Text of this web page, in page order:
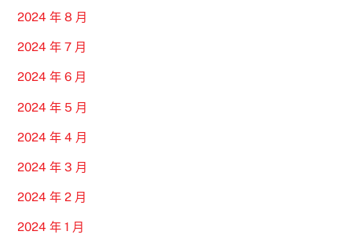
2024 年 8 月
2024 年 7 月
2024 年 6 月
2024 年 5 月
2024 年 4 月
2024 年 3 月
2024 年 2 月
2024 年 1 月